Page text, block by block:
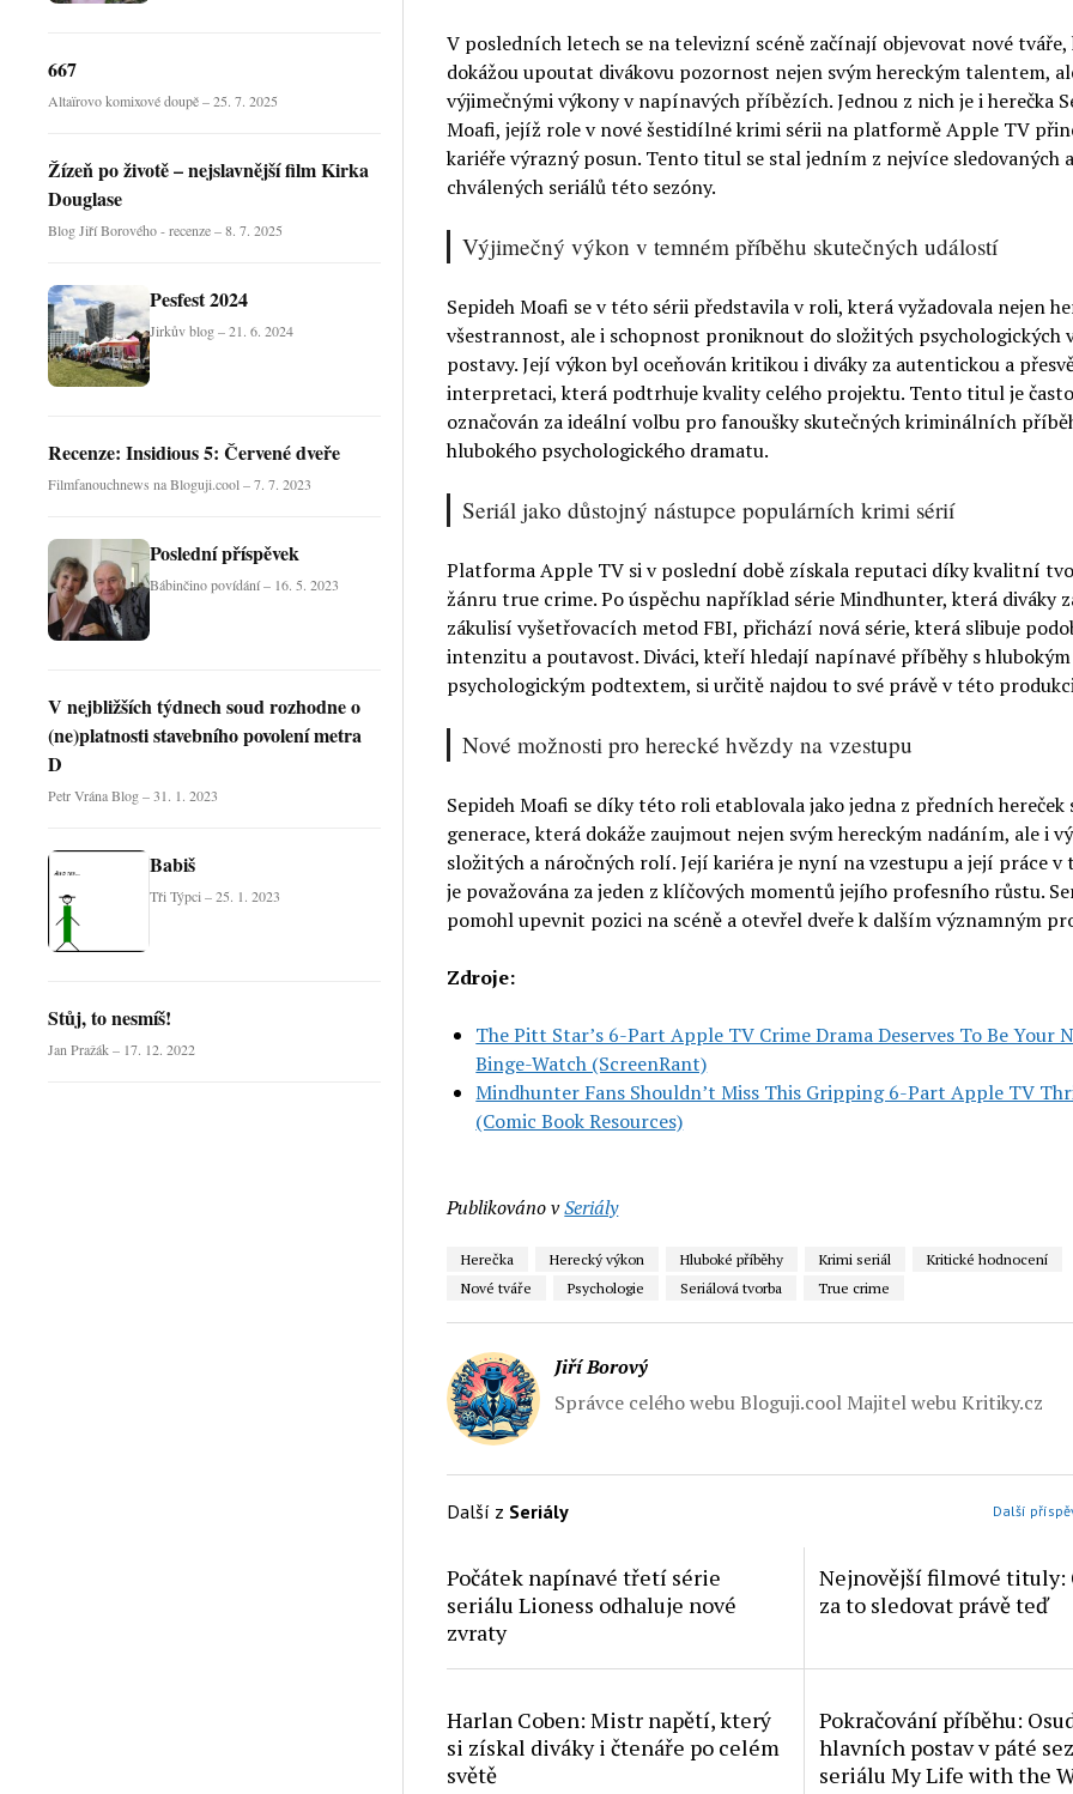
667
Altaïrovo komixové doupě – 25. 7. 2025
Žízeň po životě – nejslavnější film Kirka
Douglase
Blog Jiří Borového - recenze – 8. 7. 2025
Pesfest 2024
Jirkův blog – 21. 6. 2024
Recenze: Insidious 5: Červené dveře
Filmfanouchnews na Bloguji.cool – 7. 7. 2023
Poslední příspěvek
Bábinčino povídání – 16. 5. 2023
V nejbližších týdnech soud rozhodne o
(ne)platnosti stavebního povolení metra
D
Petr Vrána Blog – 31. 1. 2023
Babiš
Tři Týpci – 25. 1. 2023
Stůj, to nesmíš!
Jan Pražák – 17. 12. 2022
V posledních letech se na televizní scéně začínají objevovat nové
dokážou upoutat divákovu pozornost nejen svým hereckým talentem,
výjimečnými výkony v napínavých příbězích. Jednou z nich je i herečka
Moafi, jejíž role v nové šestidílné krimi sérii na platformě Apple TV
kariéře výrazný posun. Tento titul se stal jedním z nejvíce sledovaných a
chválených seriálů této sezóny.
Výjimečný výkon v temném příběhu skutečných událostí
Sepideh Moafi se v této sérii představila v roli, která vyžadovala nejen
všestrannost, ale i schopnost proniknout do složitých psychologických
postavy. Její výkon byl oceňován kritikou i diváky za autentickou a
interpretaci, která podtrhuje kvality celého projektu. Tento titul je často
označován za ideální volbu pro fanoušky skutečných kriminálních
hlubokého psychologického dramatu.
Seriál jako důstojný nástupce populárních krimi sérií
Platforma Apple TV si v poslední době získala reputaci díky kvalitní
žánru true crime. Po úspěchu například série Mindhunter, která diváky
zákulisí vyšetřovacích metod FBI, přichází nová série, která slibuje
intenzitu a poutavost. Diváci, kteří hledají napínavé příběhy s hlubokým
psychologickým podtextem, si určitě najdou to své právě v této
Nové možnosti pro herecké hvězdy na vzestupu
Sepideh Moafi se díky této roli etablovala jako jedna z předních hereček
generace, která dokáže zaujmout nejen svým hereckým nadáním, ale i
složitých a náročných rolí. Její kariéra je nyní na vzestupu a její práce v
je považována za jeden z klíčových momentů jejího profesního růstu.
pomohl upevnit pozici na scéně a otevřel dveře k dalším významným
Zdroje:
The Pitt Star’s 6-Part Apple TV Crime Drama Deserves To Be Your
Binge-Watch (ScreenRant)
Mindhunter Fans Shouldn’t Miss This Gripping 6-Part Apple TV
(Comic Book Resources)
Publikováno vSeriály
Herečka Herecký výkon Hluboké příběhy Krimi seriál
Kritické hodnocení
Nové tváře
Psychologie Seriálová tvorba True crime
Jiří Borový
Správce celého webu Bloguji.cool Majitel webu Kritiky.cz
Další z Seriály Další
Počátek napínavé třetí série
seriálu Lioness odhaluje nové
zvraty
Nejnovější filmové tituly:
za to sledovat právě teď
Harlan Coben: Mistr napětí, který
si získal diváky i čtenáře po celém
světě
Pokračování příběhu:
hlavních postav v páté
seriálu My Life with the